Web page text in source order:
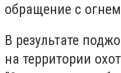
обращение с
В результате
на территории